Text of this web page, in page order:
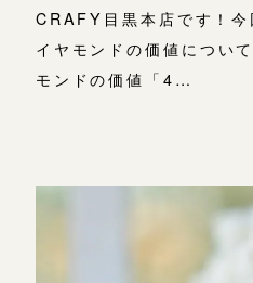
CRAFY目黒本店です！
イヤモンドの価値につい
モンドの価値「4…